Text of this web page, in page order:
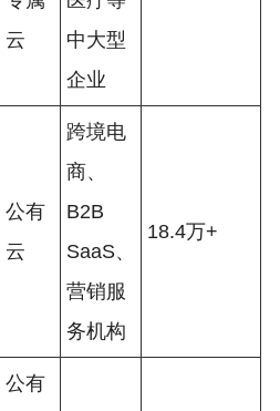
云
中大型
企业
公有
云
跨境电
商、
B2B
SaaS、
营销服
务机构
18.4万+
公有